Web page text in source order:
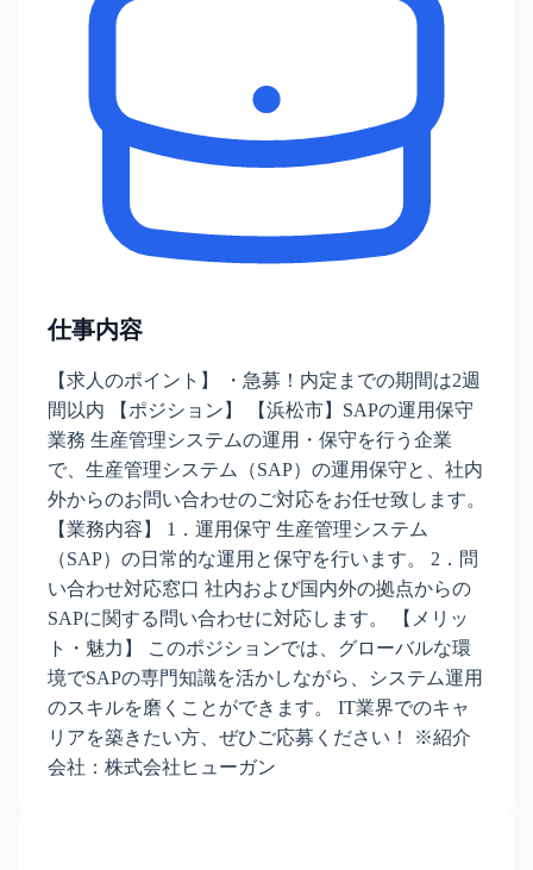
仕事内容
【求人のポイント】 ・急募！内定までの期間は2週
間以内 【ポジション】 【浜松市】SAPの運用保守
業務 生産管理システムの運用・保守を行う企業
で、生産管理システム（SAP）の運用保守と、社内
外からのお問い合わせのご対応をお任せ致します。
【業務内容】 1．運用保守 生産管理システム
（SAP）の日常的な運用と保守を行います。 2．問
い合わせ対応窓口 社内および国内外の拠点からの
SAPに関する問い合わせに対応します。 【メリッ
ト・魅力】 このポジションでは、グローバルな環
境でSAPの専門知識を活かしながら、システム運用
のスキルを磨くことができます。 IT業界でのキャ
リアを築きたい方、ぜひご応募ください！ ※紹介
会社：株式会社ヒューガン